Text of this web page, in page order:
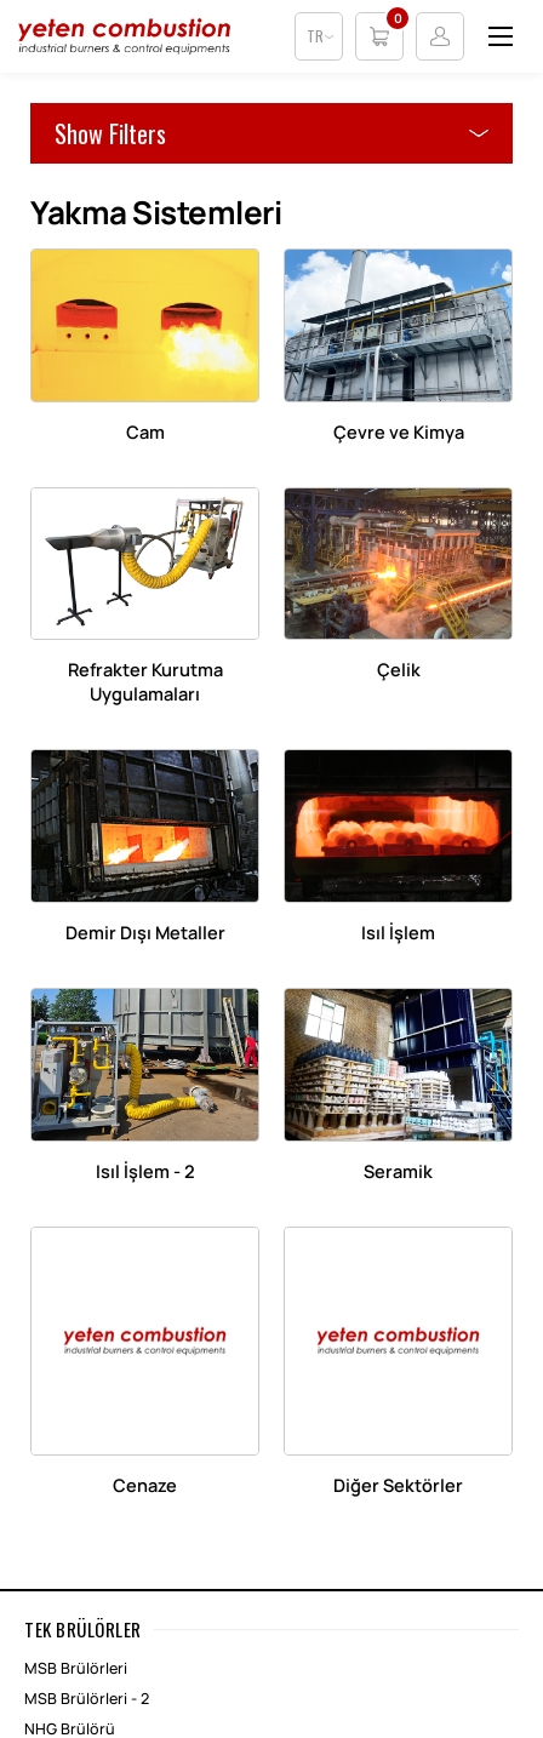
0
TR
Show Filters
Yakma Sistemleri
Cam Çevre ve Kimya
Refrakter Kurutma
Uygulamaları
Çelik
Demir Dışı Metaller Isıl İşlem
Isıl İşlem - 2 Seramik
Cenaze Diğer Sektörler
TEK BRÜLÖRLER
MSB Brülörleri
MSB Brülörleri - 2
NHG Brülörü